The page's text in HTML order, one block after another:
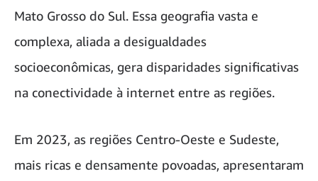
Mato Grosso do Sul. Essa geografia vasta e
complexa, aliada a desigualdades
socioeconômicas, gera disparidades significativas
na conectividade à internet entre as regiões.
Em 2023, as regiões Centro-Oeste e Sudeste,
mais ricas e densamente povoadas, apresentaram